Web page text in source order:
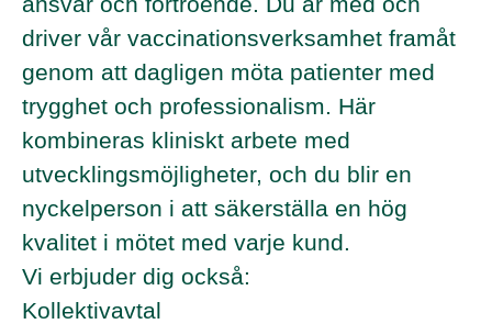
driver vår vaccinationsverksamhet framåt
genom att dagligen möta patienter med
trygghet och professionalism. Här
kombineras kliniskt arbete med
utvecklingsmöjligheter, och du blir en
nyckelperson i att säkerställa en hög
kvalitet i mötet med varje kund.
Vi erbjuder dig också:
Kollektivavtal